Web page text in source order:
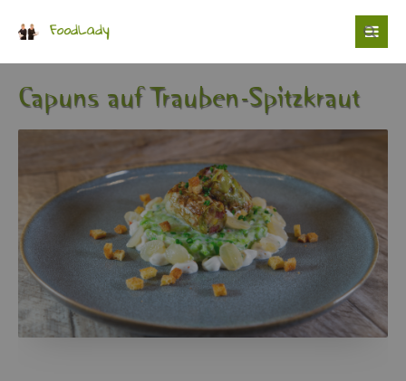
Anmelden
Ca­puns auf Trau­ben-Spitz­kraut